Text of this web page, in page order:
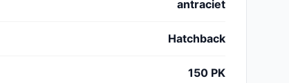
antraciet
Hatchback
150 PK